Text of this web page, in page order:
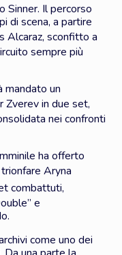
Sinner. Il percorso
di scena, a partire
Alcaraz, sconfitto a
sempre più
mandato un
Zverevin due set,
nei confronti
ha offerto
Aryna
combattuti,
e
come uno dei